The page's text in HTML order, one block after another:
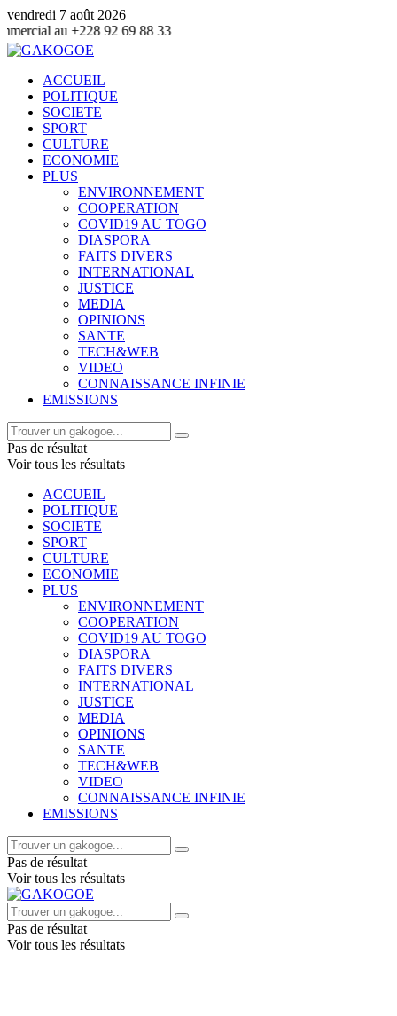
vendredi 7 août 2026
69 88 33
ACCUEIL
POLITIQUE
SOCIETE
SPORT
CULTURE
ECONOMIE
PLUS
ENVIRONNEMENT
COOPERATION
COVID19 AU TOGO
DIASPORA
FAITS DIVERS
INTERNATIONAL
JUSTICE
MEDIA
OPINIONS
SANTE
TECH&WEB
VIDEO
CONNAISSANCE INFINIE
EMISSIONS
Pas de résultat
Voir tous les résultats
ACCUEIL
POLITIQUE
SOCIETE
SPORT
CULTURE
ECONOMIE
PLUS
ENVIRONNEMENT
COOPERATION
COVID19 AU TOGO
DIASPORA
FAITS DIVERS
INTERNATIONAL
JUSTICE
MEDIA
OPINIONS
SANTE
TECH&WEB
VIDEO
CONNAISSANCE INFINIE
EMISSIONS
Pas de résultat
Voir tous les résultats
Pas de résultat
Voir tous les résultats